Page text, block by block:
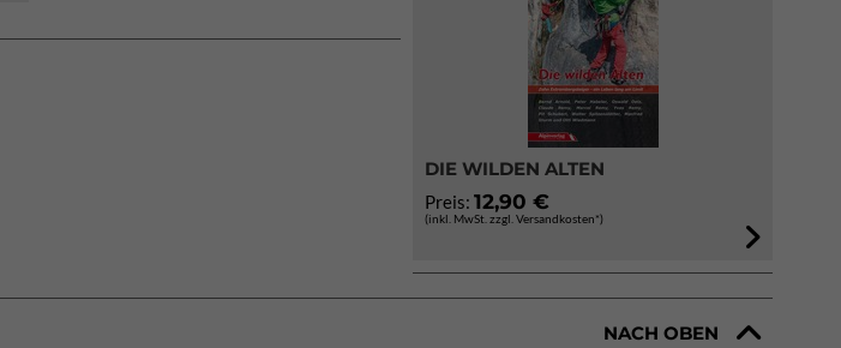
DIE WILDEN ALTEN
Preis: 12,90 €
(inkl. MwSt. zzgl. Versandkosten*)
NACH OBEN